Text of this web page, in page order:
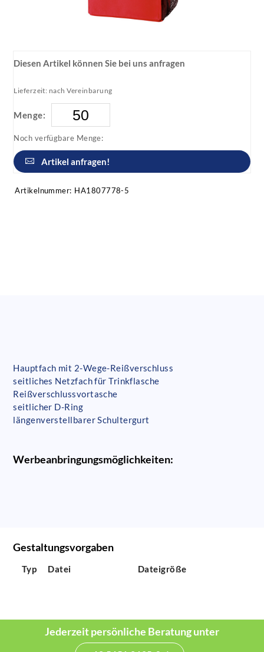
Diesen Artikel können Sie bei uns anfragen
Lieferzeit: nach Vereinbarung
Menge:
Noch verfügbare Menge:
Artikel anfragen!
Artikelnummer: HA1807778-5
Hauptfach mit 2-Wege-Reißverschluss
seitliches Netzfach für Trinkflasche
Reißverschlussvortasche
seitlicher D-Ring
längenverstellbarer Schultergurt
Werbeanbringungsmöglichkeiten:
Gestaltungsvorgaben
Typ Datei Dateigröße
Jederzeit persönliche Beratung unter